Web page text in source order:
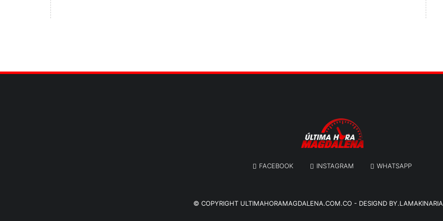
FACEBOOK INSTAGRAM WHATSAPP
© COPYRIGHT ULTIMAHORAMAGDALENA.COM.CO - DESIGND